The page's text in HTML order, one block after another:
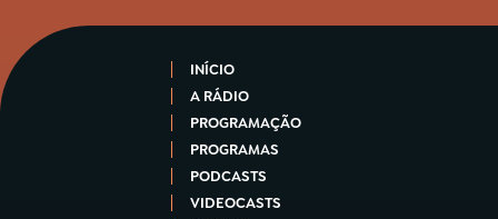
INÍCIO
A RÁDIO
PROGRAMAÇÃO
PROGRAMAS
PODCASTS
VIDEOCASTS